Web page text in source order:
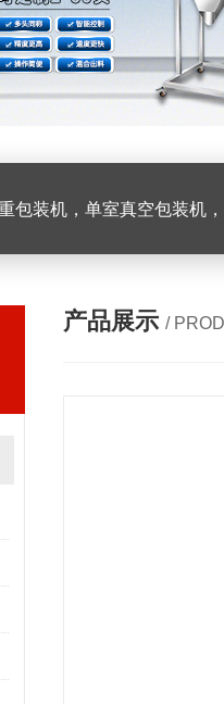
装机，单室真空包装机，双室真
产品展示 /